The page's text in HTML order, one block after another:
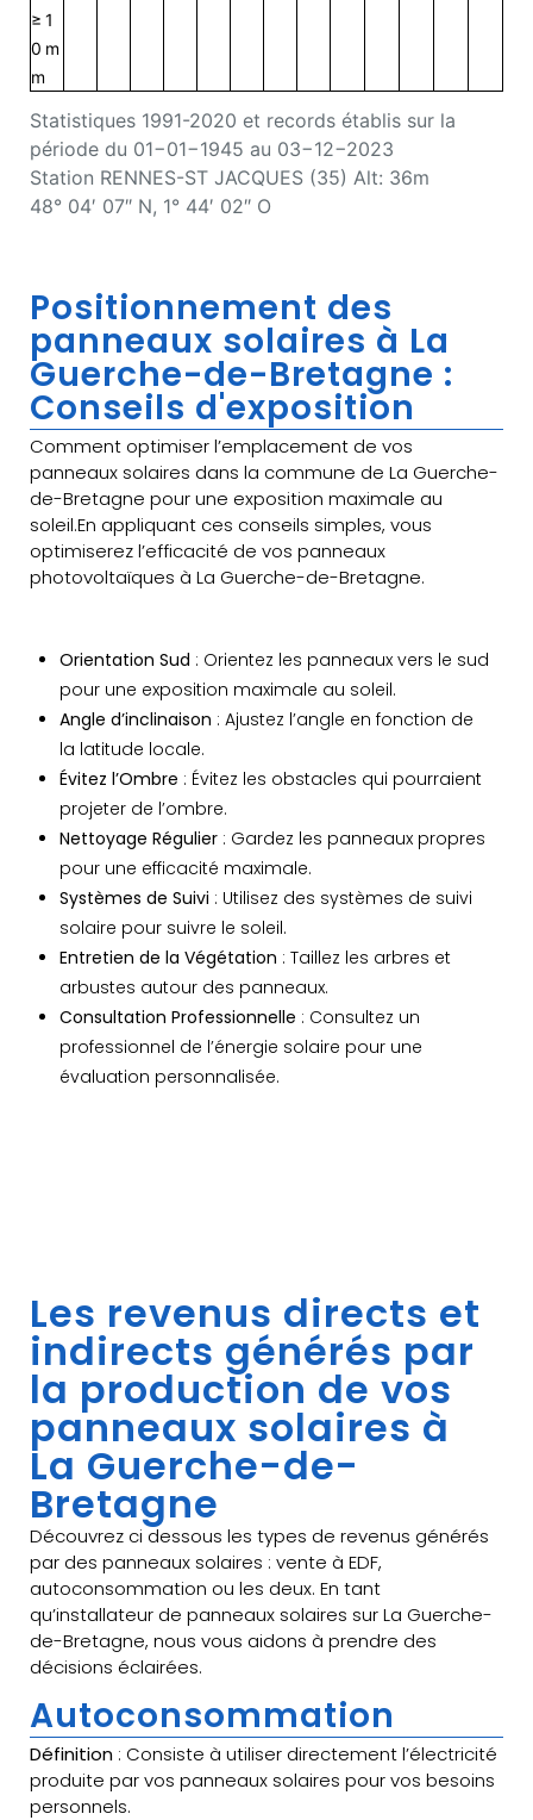
Statistiques 1991-2020 et records établis sur la
période du 01−01−1945 au 03−12−2023
Station RENNES-ST JACQUES (35) Alt: 36m
48° 04′ 07″ N, 1° 44′ 02″ O
≥ 1
0 m
m
Positionnement des
panneaux solaires à La
Guerche-de-Bretagne :
Conseils d'exposition
Comment optimiser l’emplacement de vos
panneaux solaires dans la commune de La Guerche-
de-Bretagne pour une exposition maximale au
soleil.En appliquant ces conseils simples, vous
optimiserez l’efficacité de vos panneaux
photovoltaïques à La Guerche-de-Bretagne.
Orientation Sud : Orientez les panneaux vers le sud
pour une exposition maximale au soleil.
Angle d’inclinaison : Ajustez l’angle en fonction de
la latitude locale.
Évitez l’Ombre : Évitez les obstacles qui pourraient
projeter de l’ombre.
Nettoyage Régulier : Gardez les panneaux propres
pour une efficacité maximale.
Systèmes de Suivi : Utilisez des systèmes de suivi
solaire pour suivre le soleil.
Entretien de la Végétation : Taillez les arbres et
arbustes autour des panneaux.
Consultation Professionnelle : Consultez un
professionnel de l’énergie solaire pour une
évaluation personnalisée.
Les revenus directs et
indirects générés par
la production de vos
panneaux solaires à
La Guerche-de-
Bretagne
Découvrez ci dessous les types de revenus générés
par des panneaux solaires : vente à EDF,
autoconsommation ou les deux. En tant
qu’installateur de panneaux solaires sur La Guerche-
de-Bretagne, nous vous aidons à prendre des
décisions éclairées.
Autoconsommation
Définition : Consiste à utiliser directement l’électricité
produite par vos panneaux solaires pour vos besoins
personnels.